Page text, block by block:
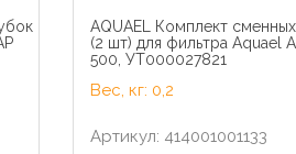
в
Royal Canin паучи ВВА RC
Консервы паштет для
до 2мес., беременных и
кормящих сук (Starter
40770019A0 | Starter
AQUAEL Комплект
(2 шт) для фильтра Aquael
500, УТ000027821
Вес, кг: 0,2
Артикул: 414001001133